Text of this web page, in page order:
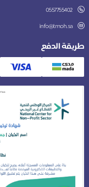
0557755402
info@tmoh.sa
طريقة الدفع